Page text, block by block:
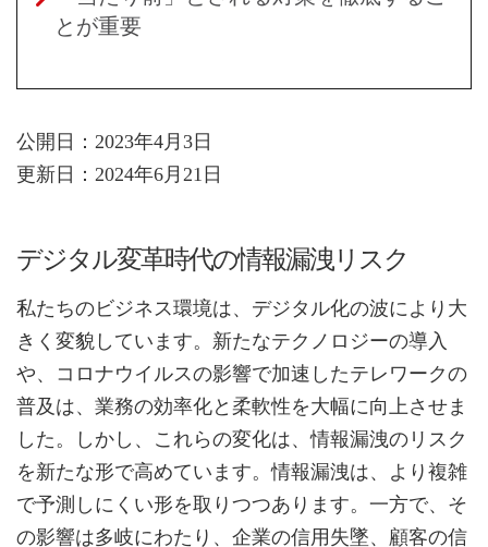
とが重要
公開日：2023年4月3日
更新日：2024年6月21日
デジタル変革時代の情報漏洩リスク
私たちのビジネス環境は、デジタル化の波により大
きく変貌しています。新たなテクノロジーの導入
や、コロナウイルスの影響で加速したテレワークの
普及は、業務の効率化と柔軟性を大幅に向上させま
した。しかし、これらの変化は、情報漏洩のリスク
を新たな形で高めています。情報漏洩は、より複雑
で予測しにくい形を取りつつあります。一方で、そ
の影響は多岐にわたり、企業の信用失墜、顧客の信